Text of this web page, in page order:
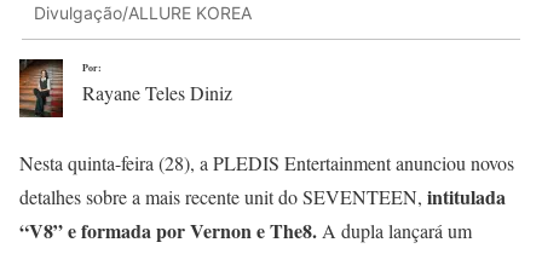
Divulgação/ALLURE KOREA
Por:
Rayane Teles Diniz
Nesta quinta-feira (28), a PLEDIS Entertainment anunciou novos
detalhes sobre a mais recente unit do SEVENTEEN, intitulada
“V8” e formada por Vernon e The8. A dupla lançará um